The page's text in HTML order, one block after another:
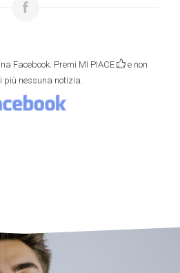
Facebook. Premi MI PIACE
e non
più nessuna notizia.